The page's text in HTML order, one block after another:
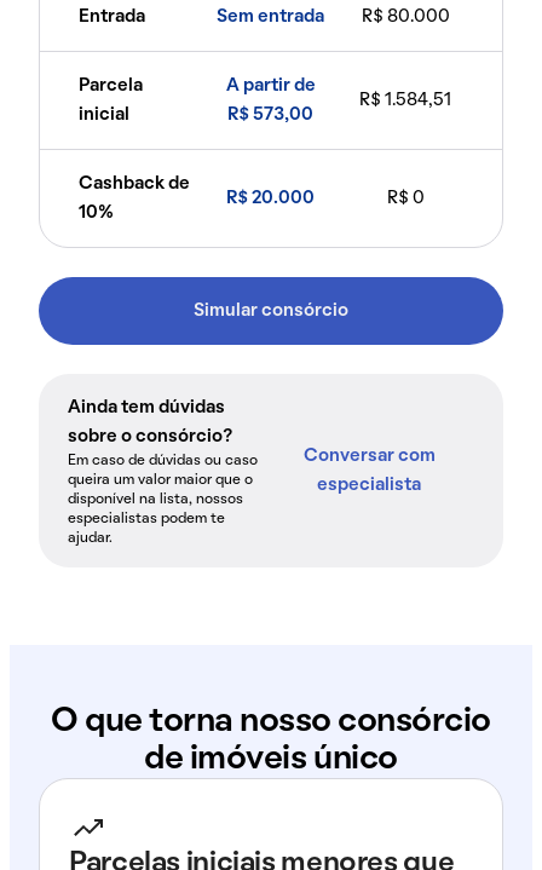
Entrada Sem entrada R$ 80.000
Parcela
inicial
A partir de
R$ 573,00
R$ 1.584,51
Cashback de
10%
R$ 20.000 R$ 0
Simular consórcio
Ainda tem dúvidas
sobre o consórcio?
Em caso de dúvidas ou caso
queira um valor maior que o
disponível na lista, nossos
especialistas podem te
ajudar.
Conversar com
especialista
O que torna nosso consórcio
de imóveis único
Parcelas iniciais menores que